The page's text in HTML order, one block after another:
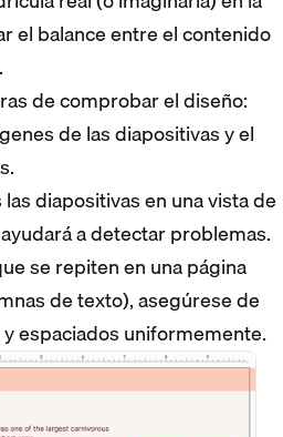
el balance entre el contenido
de comprobar el diseño:
de las diapositivas y el
diapositivas en una vista de
a detectar problemas.
se repiten en una página
de texto), asegúrese de
espaciados uniformemente.